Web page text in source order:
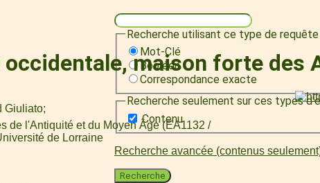
Recherche utilisant ce type de requête
Mot-Clé
Booléen
Correspondance exacte
Recherche seulement sur ces types
Contenu
Recherche avancée (contenus
Recherche
maison forte des
Giuliato
de l'Antiquité et du Moyen Âge (EA1132 /
de Lorraine